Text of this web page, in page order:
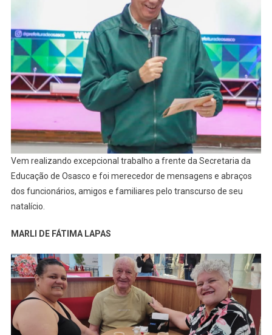
Vem realizando excepcional trabalho a frente da Secretaria da
Educação de Osasco e foi merecedor de mensagens e abraços
dos funcionários, amigos e familiares pelo transcurso de seu
natalício.
MARLI DE FÁTIMA LAPAS